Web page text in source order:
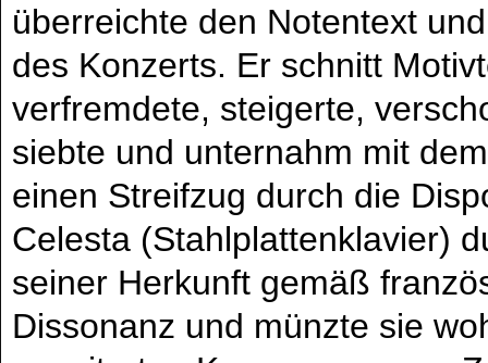
überreichte den Notentext
des Konzerts. Er schnitt
verfremdete, steigerte,
siebte und unternahm mit
einen Streifzug durch die
Celesta (Stahlplattenklavier)
seiner Herkunft gemäß
Dissonanz und münzte sie